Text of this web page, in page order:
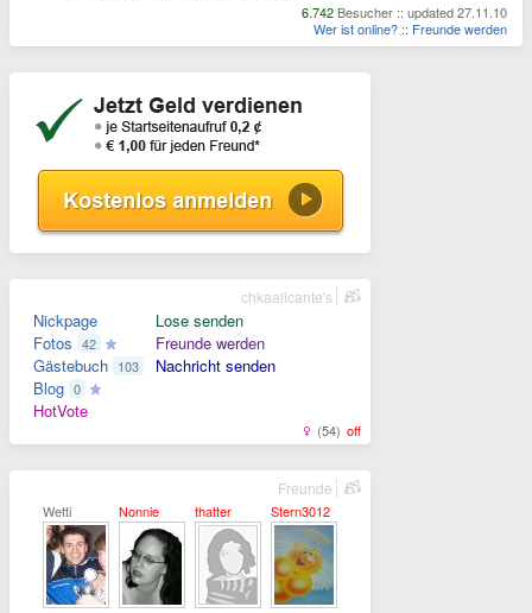
6.742 Besucher :: updated 27.11.10
Wer ist online? :: Freunde werden
Nickpage
Fotos 42
Gästebuch 103
Blog 0
HotVote
Lose senden
Freunde werden
Nachricht senden
(54) off
chkaalicante's
Wetti Nonnie thatter Stern3012
Freunde